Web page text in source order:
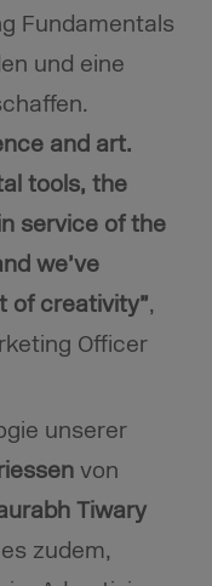
Fundamentals
und eine
and art.
tools, the
service of the
we’ve
of creativity”,
Officer
unserer
von
Tiwary
zudem,